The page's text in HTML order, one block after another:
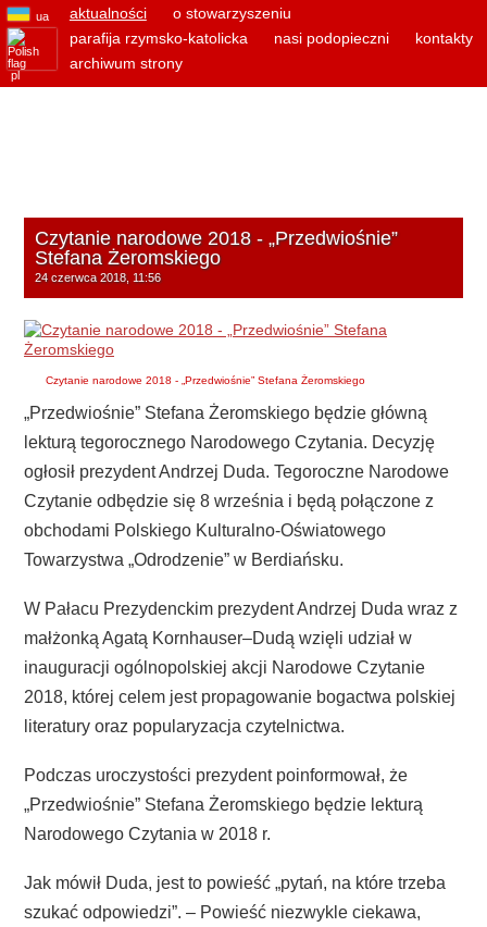
ua
pl
aktualności
o stowarzyszeniu
parafija rzymsko-katolicka
nasi podopieczni
kontakty
archiwum strony
Czytanie narodowe 2018 - „Przedwiośnie”
Stefana Żeromskiego
24 czerwca 2018, 11:56
Czytanie narodowe 2018 - „Przedwiośnie” Stefana Żeromskiego
„Przedwiośnie” Stefana Żeromskiego będzie główną
lekturą tegorocznego Narodowego Czytania. Decyzję
ogłosił prezydent Andrzej Duda. Tegoroczne Narodowe
Czytanie odbędzie się 8 września i będą połączone z
obchodami Polskiego Kulturalno-Oświatowego
Towarzystwa „Odrodzenie” w Berdiańsku.
W Pałacu Prezydenckim prezydent Andrzej Duda wraz z
małżonką Agatą Kornhauser–Dudą wzięli udział w
inauguracji ogólnopolskiej akcji Narodowe Czytanie
2018, której celem jest propagowanie bogactwa polskiej
literatury oraz popularyzacja czytelnictwa.
Podczas uroczystości prezydent poinformował, że
„Przedwiośnie” Stefana Żeromskiego będzie lekturą
Narodowego Czytania w 2018 r.
Jak mówił Duda, jest to powieść „pytań, na które trzeba
szukać odpowiedzi”. – Powieść niezwykle ciekawa,